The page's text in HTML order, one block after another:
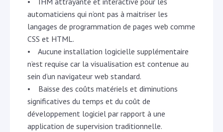
automaticiens qui n’ont pas à maitriser les
langages de programmation de pages web comme
CSS et HTML.
• Aucune installation logicielle supplémentaire
n’est requise car la visualisation est contenue au
sein d’un navigateur web standard.
• Baisse des coûts matériels et diminutions
significatives du temps et du coût de
développement logiciel par rapport à une
application de supervision traditionnelle.